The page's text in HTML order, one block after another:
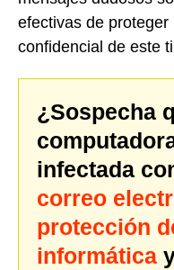
efectivas de
confidencial de este
¿Sospecha
infectada
correo
protección
informática